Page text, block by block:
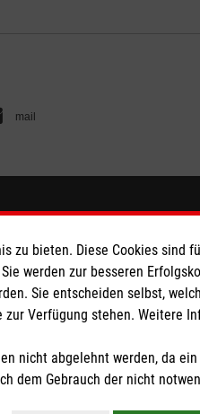
mail
zu bieten. Diese Cookies
werden zur besseren
Sie entscheiden selbst,
Verfügung stehen. Weitere
nicht abgelehnt werden, da
dem Gebrauch der nicht